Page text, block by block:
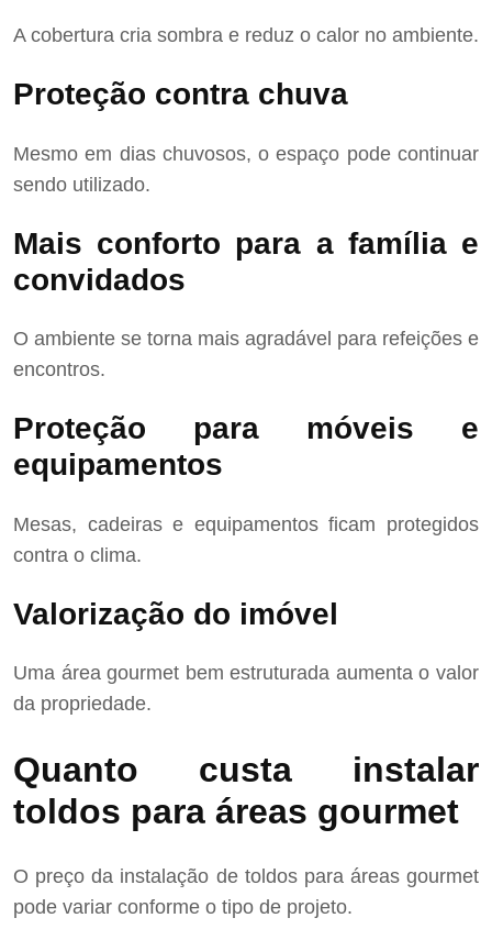
A cobertura cria sombra e reduz o calor no ambiente.
Proteção contra chuva
Mesmo em dias chuvosos, o espaço pode continuar
sendo utilizado.
Mais conforto para a família e
convidados
O ambiente se torna mais agradável para refeições e
encontros.
Proteção para móveis e
equipamentos
Mesas, cadeiras e equipamentos ficam protegidos
contra o clima.
Valorização do imóvel
Uma área gourmet bem estruturada aumenta o valor
da propriedade.
Quanto custa instalar
toldos para áreas gourmet
O preço da instalação de toldos para áreas gourmet
pode variar conforme o tipo de projeto.